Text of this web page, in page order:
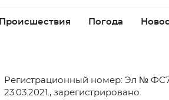
Происшествия Погода
Регистрационный номер: Эл №
23.03.2021., зарегистрировано